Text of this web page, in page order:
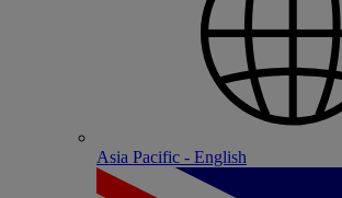
Asia Pacific - English